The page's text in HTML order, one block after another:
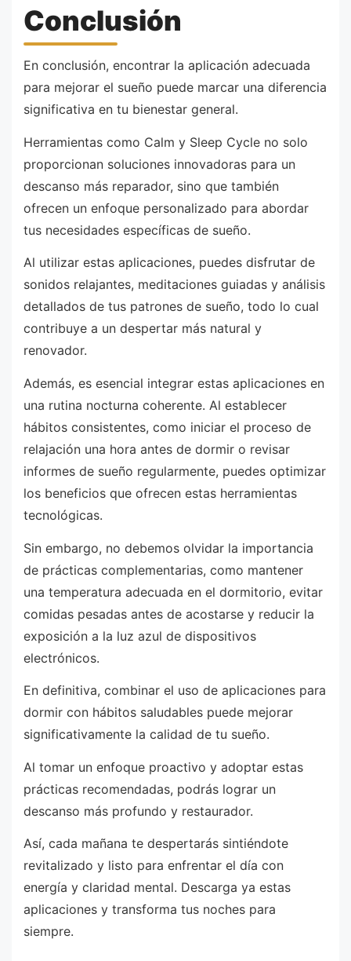
Conclusión
En conclusión, encontrar la aplicación adecuada
para mejorar el sueño puede marcar una diferencia
significativa en tu bienestar general.
Herramientas como Calm y Sleep Cycle no solo
proporcionan soluciones innovadoras para un
descanso más reparador, sino que también
ofrecen un enfoque personalizado para abordar
tus necesidades específicas de sueño.
Al utilizar estas aplicaciones, puedes disfrutar de
sonidos relajantes, meditaciones guiadas y análisis
detallados de tus patrones de sueño, todo lo cual
contribuye a un despertar más natural y
renovador.
Además, es esencial integrar estas aplicaciones en
una rutina nocturna coherente. Al establecer
hábitos consistentes, como iniciar el proceso de
relajación una hora antes de dormir o revisar
informes de sueño regularmente, puedes optimizar
los beneficios que ofrecen estas herramientas
tecnológicas.
Sin embargo, no debemos olvidar la importancia
de prácticas complementarias, como mantener
una temperatura adecuada en el dormitorio, evitar
comidas pesadas antes de acostarse y reducir la
exposición a la luz azul de dispositivos
electrónicos.
En definitiva, combinar el uso de aplicaciones para
dormir con hábitos saludables puede mejorar
significativamente la calidad de tu sueño.
Al tomar un enfoque proactivo y adoptar estas
prácticas recomendadas, podrás lograr un
descanso más profundo y restaurador.
Así, cada mañana te despertarás sintiéndote
revitalizado y listo para enfrentar el día con
energía y claridad mental. Descarga ya estas
aplicaciones y transforma tus noches para
siempre.